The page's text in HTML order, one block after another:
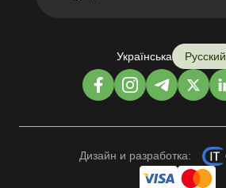
Українська Русский
Дизайн и разработка: